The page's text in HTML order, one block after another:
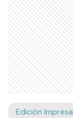
Edición Impresa